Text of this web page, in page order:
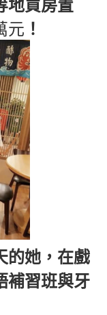
地買房置
元 ！
的她，在戲
補習班與牙